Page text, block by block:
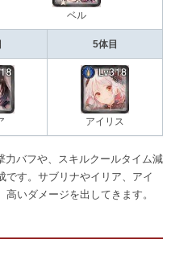
ベル
5体目
アイリス
力バフや、スキルクールタイム減
です。サブリナやイリア、アイ
いダメージを出してきます。